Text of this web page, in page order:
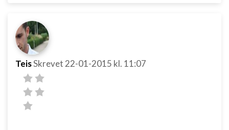
TeisSkrevet 22-01-2015 kl. 11:07